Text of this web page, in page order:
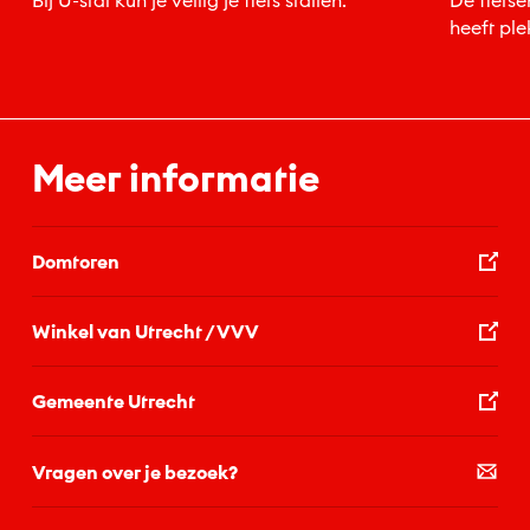
heeft
Meer informatie
Domtoren
Winkel van Utrecht / VVV
Gemeente Utrecht
Vragen over je bezoek?